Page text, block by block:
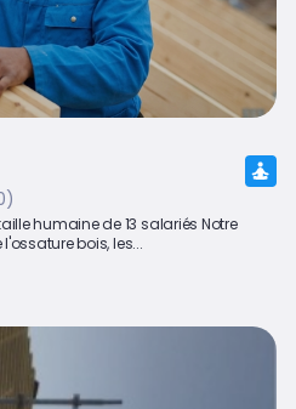
humaine de 13 salariés Notre
bois, les...